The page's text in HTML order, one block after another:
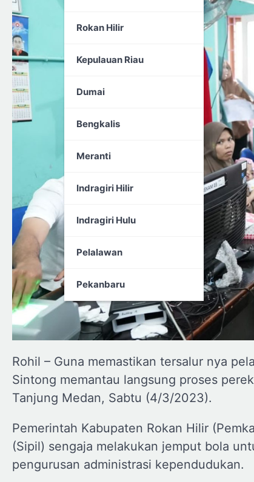
Rokan Hilir
Kepulauan Riau
Dumai
Bengkalis
Meranti
Indragiri Hilir
Indragiri Hulu
Pelalawan
Pekanbaru
Rohil – Guna memastikan tersalur nya
Sintong memantau langsung proses
Tanjung Medan, Sabtu (4/3/2023).
Pemerintah Kabupaten Rokan Hilir
(Sipil) sengaja melakukan jemput bola
pengurusan administrasi kependudukan.